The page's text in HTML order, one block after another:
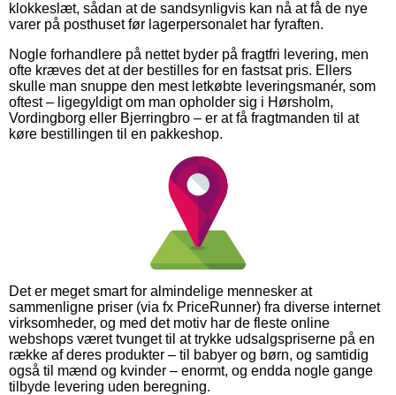
klokkeslæt, sådan at de sandsynligvis kan nå at få de nye
varer på posthuset før lagerpersonalet har fyraften.
Nogle forhandlere på nettet byder på fragtfri levering, men
ofte kræves det at der bestilles for en fastsat pris. Ellers
skulle man snuppe den mest letkøbte leveringsmanér, som
oftest – ligegyldigt om man opholder sig i Hørsholm,
Vordingborg eller Bjerringbro – er at få fragtmanden til at
køre bestillingen til en pakkeshop.
Det er meget smart for almindelige mennesker at
sammenligne priser (via fx PriceRunner) fra diverse internet
virksomheder, og med det motiv har de fleste online
webshops været tvunget til at trykke udsalgspriserne på en
række af deres produkter – til babyer og børn, og samtidig
også til mænd og kvinder – enormt, og endda nogle gange
tilbyde levering uden beregning.